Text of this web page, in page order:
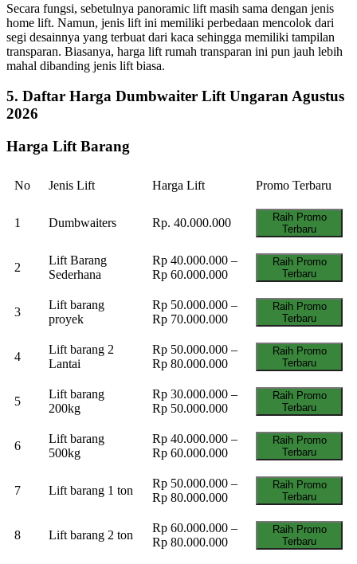
Secara fungsi, sebetulnya panoramic lift masih sama dengan jenis
home lift. Namun, jenis lift ini memiliki perbedaan mencolok dari
segi desainnya yang terbuat dari kaca sehingga memiliki tampilan
transparan. Biasanya, harga lift rumah transparan ini pun jauh lebih
mahal dibanding jenis lift biasa.
5. Daftar Harga Dumbwaiter Lift Ungaran Agustus
2026
Harga Lift Barang
No Jenis Lift Harga Lift Promo Terbaru
1 Dumbwaiters Rp. 40.000.000
Raih Promo
Terbaru
2
Lift Barang
Sederhana
Rp 40.000.000 –
Rp 60.000.000
Raih Promo
Terbaru
3
Lift barang
proyek
Rp 50.000.000 –
Rp 70.000.000
Raih Promo
Terbaru
4
Lift barang 2
Lantai
Rp 50.000.000 –
Rp 80.000.000
Raih Promo
Terbaru
5
Lift barang
200kg
Rp 30.000.000 –
Rp 50.000.000
Raih Promo
Terbaru
6
Lift barang
500kg
Rp 40.000.000 –
Rp 60.000.000
Raih Promo
Terbaru
7 Lift barang 1 ton
Rp 50.000.000 –
Rp 80.000.000
Raih Promo
Terbaru
8 Lift barang 2 ton
Rp 60.000.000 –
Rp 80.000.000
Raih Promo
Terbaru